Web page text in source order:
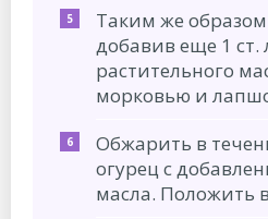
Таким же
добавив еще 1 ст.
растительного
морковью и
Обжарить в
огурец с
масла. Положить